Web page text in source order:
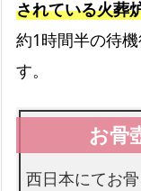
されている火葬
約1時間半の待機
す。
西日本にてお